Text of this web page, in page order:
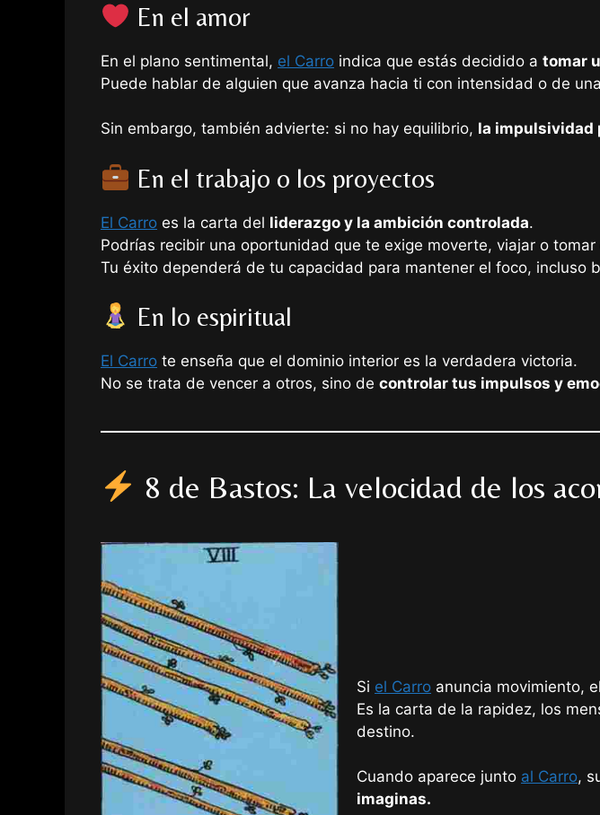
En el amor
En el plano sentimental, el Carro indica que estás decidido a tomar
Puede hablar de alguien que avanza hacia ti con intensidad o de
Sin embargo, también advierte: si no hay equilibrio, la impulsividad
En el trabajo o los proyectos
El Carro es la carta del liderazgo y la ambición controlada.
Podrías recibir una oportunidad que te exige moverte, viajar o
Tu éxito dependerá de tu capacidad para mantener el foco, incluso
En lo espiritual
El Carro te enseña que el dominio interior es la verdadera victoria.
No se trata de vencer a otros, sino de controlar tus impulsos y
8 de Bastos: La velocidad de los
Si el Carro anuncia movimiento, el
Es la carta de la rapidez, los
destino.
Cuando aparece junto al Carro,
imaginas.